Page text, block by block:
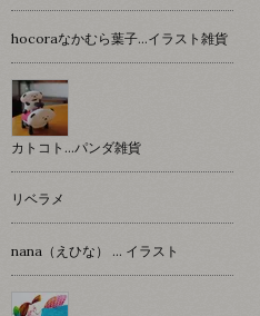
hocoraなかむら葉子…イラスト雑貨
カトコト…パンダ雑貨
リベラメ
nana（えひな） … イラスト